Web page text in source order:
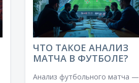
этому финалу.
ЧТО ТАКОЕ АНАЛИЗ
МАТЧА В ФУТБОЛЕ?
Анализ футбольного матча —